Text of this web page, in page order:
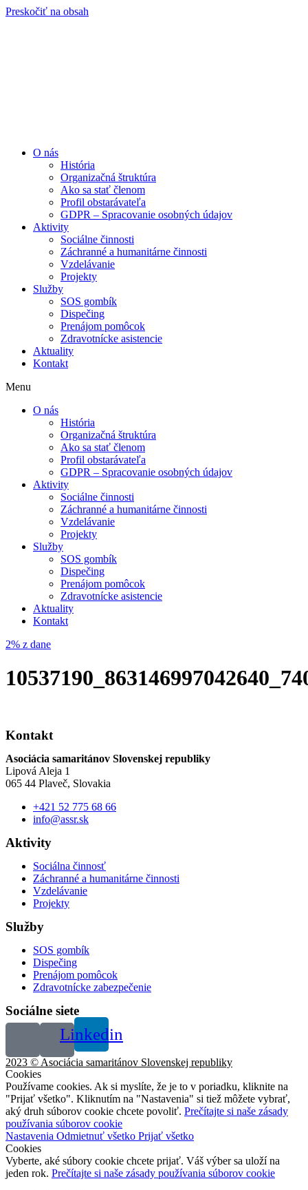
Preskočiť na obsah
O nás
História
Organizačná štruktúra
Ako sa stať členom
Profil obstarávateľa
GDPR – Spracovanie osobných údajov
Aktivity
Sociálne činnosti
Záchranné a humanitárne činnosti
Vzdelávanie
Projekty
Služby
SOS gombík
Dispečing
Prenájom pomôcok
Zdravotnícke asistencie
Aktuality
Kontakt
Menu
O nás
História
Organizačná štruktúra
Ako sa stať členom
Profil obstarávateľa
GDPR – Spracovanie osobných údajov
Aktivity
Sociálne činnosti
Záchranné a humanitárne činnosti
Vzdelávanie
Projekty
Služby
SOS gombík
Dispečing
Prenájom pomôcok
Zdravotnícke asistencie
Aktuality
Kontakt
2% z dane
Kontakt
Asociácia samaritánov Slovenskej republiky
Lipová Aleja 1
065 44 Plaveč, Slovakia
+421 52 775 68 66
info@assr.sk
Aktivity
Sociálna činnosť
Záchranné a humanitárne činnosti
Vzdelávanie
Projekty
Služby
SOS gombík
Dispečing
Prenájom pomôcok
Zdravotnícke zabezpečenie
Sociálne siete
Linkedin
2023 © Asociácia samaritánov Slovenskej republiky
Cookies
Používame cookies. Ak si myslíte, že je to v poriadku, kliknite na
"Prijať všetko". Kliknutím na "Nastavenia" si tiež môžete vybrať,
aký druh súborov cookie chcete povoliť. Prečítajte si naše zásady
používania súborov cookie
Nastavenia Odmietnuť všetko Prijať všetko
Cookies
Vyberte, aké súbory cookie chcete prijať. Váš výber sa uloží na
jeden rok. Prečítajte si naše zásady používania súborov cookie